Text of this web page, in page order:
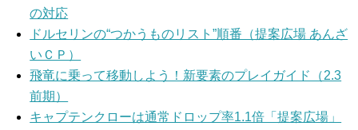
の対応
ドルセリンの“つかうものリスト”順番（提案広場 あんざ
いＣＰ）
飛竜に乗って移動しよう！新要素のプレイガイド（2.3
前期）
キャプテンクローは通常ドロップ率1.1倍「提案広場」